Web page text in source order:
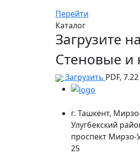
Перейти
Каталог
Загрузите
Стеновые и
Загрузить PDF,
г. Ташкент,
Улугбекский
проспект Мирзо-
25